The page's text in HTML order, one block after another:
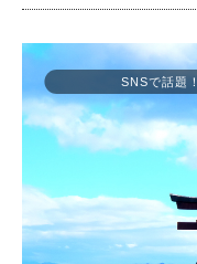
SNSで話題